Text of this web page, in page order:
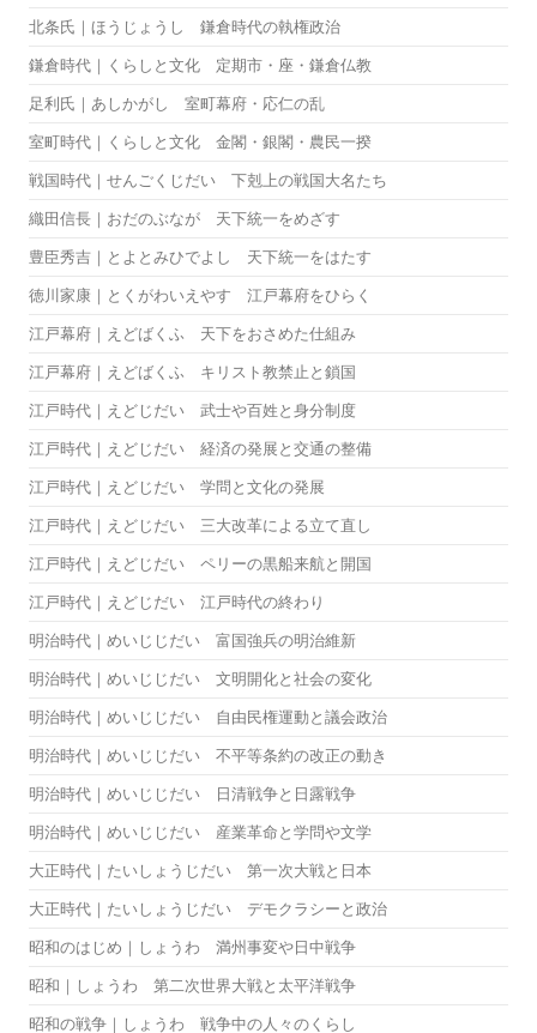
北条氏｜ほうじょうし 鎌倉時代の執権政治
鎌倉時代｜くらしと文化 定期市・座・鎌倉仏教
足利氏｜あしかがし 室町幕府・応仁の乱
室町時代｜くらしと文化 金閣・銀閣・農民一揆
戦国時代｜せんごくじだい 下剋上の戦国大名たち
織田信長｜おだのぶなが 天下統一をめざす
豊臣秀吉｜とよとみひでよし 天下統一をはたす
徳川家康｜とくがわいえやす 江戸幕府をひらく
江戸幕府｜えどばくふ 天下をおさめた仕組み
江戸幕府｜えどばくふ キリスト教禁止と鎖国
江戸時代｜えどじだい 武士や百姓と身分制度
江戸時代｜えどじだい 経済の発展と交通の整備
江戸時代｜えどじだい 学問と文化の発展
江戸時代｜えどじだい 三大改革による立て直し
江戸時代｜えどじだい ペリーの黒船来航と開国
江戸時代｜えどじだい 江戸時代の終わり
明治時代｜めいじじだい 富国強兵の明治維新
明治時代｜めいじじだい 文明開化と社会の変化
明治時代｜めいじじだい 自由民権運動と議会政治
明治時代｜めいじじだい 不平等条約の改正の動き
明治時代｜めいじじだい 日清戦争と日露戦争
明治時代｜めいじじだい 産業革命と学問や文学
大正時代｜たいしょうじだい 第一次大戦と日本
大正時代｜たいしょうじだい デモクラシーと政治
昭和のはじめ｜しょうわ 満州事変や日中戦争
昭和｜しょうわ 第二次世界大戦と太平洋戦争
昭和の戦争｜しょうわ 戦争中の人々のくらし